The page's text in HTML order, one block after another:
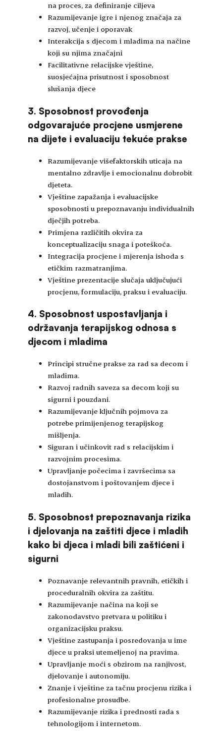
na proces, za definiranje ciljeva
Razumijevanje igre i njenog značaja za
razvoj, učenje i oporavak
Interakcija s djecom i mladima na načine
koji su njima značajni
Facilitativne relacijske vještine,
suosjećajna prisutnost i sposobnost
slušanja djece
3. Sposobnost provođenja
odgovarajuće procjene usmjerene
na dijete i evaluaciju tekuće prakse
Razumijevanje višefaktorskih uticaja na
mentalno zdravlje i emocionalnu dobrobit
djeteta.
Vještine zapažanja i evaluacijske
sposobnosti u prepoznavanju individualnih
dječjih potreba.
Primjena različitih okvira za
konceptualizaciju snaga i poteškoća.
Integracija procjene i mjerenja ishoda s
etičkim razmatranjima.
Vještine prezentacije slučaja uključujući
procjenu, formulaciju, praksu i evaluaciju.
4. Sposobnost uspostavljanja i
održavanja terapijskog odnosa s
djecom i mladima
Principi stručne prakse za rad sa decom i
mladima.
Razvoj radnih saveza sa decom koji su
sigurni i pouzdani.
Razumijevanje ključnih pojmova za
potrebe primijenjenog terapijskog
mišljenja.
Siguran i učinkovit rad s relacijskim i
razvojnim procesima.
Upravljanje počecima i završecima sa
dostojanstvom i poštovanjem djece i
mladih.
5. Sposobnost prepoznavanja rizika
i djelovanja na zaštiti djece i mladih
kako bi djeca i mladi bili zaštićeni i
sigurni
Poznavanje relevantnih pravnih, etičkih i
proceduralnih okvira za zaštitu.
Razumijevanje načina na koji se
zakonodavstvo pretvara u politiku i
organizacijsku praksu.
Vještine zastupanja i posredovanja u ime
djece u praksi utemeljenoj na pravima.
Upravljanje moći s obzirom na ranjivost,
djelovanje i autonomiju.
Znanje i vještine za tačnu procjenu rizika i
profesionalne prosudbe.
Razumijevanje rizika i prednosti rada s
tehnologijom i internetom.